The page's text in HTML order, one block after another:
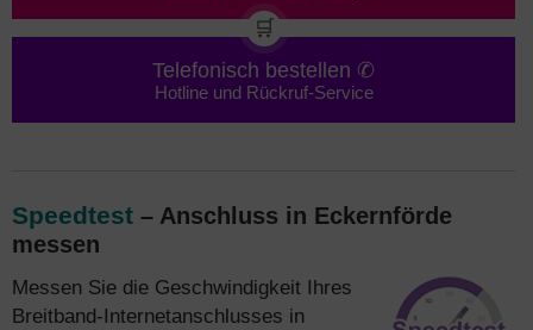
🛒
Telefonisch bestellen ✆
Hotline und Rückruf-Service
Speedtest – Anschluss in Eckernförde
messen
Messen Sie die Geschwindigkeit Ihres
Breitband-Internetanschlusses in